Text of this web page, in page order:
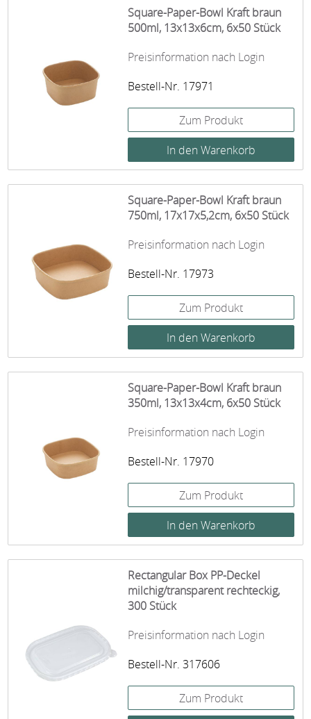
Square-Paper-Bowl Kraft braun
500ml, 13x13x6cm, 6x50 Stück
Preisinformation nach Login
Bestell-Nr. 17971
Zum Produkt
Square-Paper-Bowl Kraft braun
750ml, 17x17x5,2cm, 6x50 Stück
Preisinformation nach Login
Bestell-Nr. 17973
Zum Produkt
Square-Paper-Bowl Kraft braun
350ml, 13x13x4cm, 6x50 Stück
Preisinformation nach Login
Bestell-Nr. 17970
Zum Produkt
Rectangular Box PP-Deckel
milchig/transparent rechteckig,
300 Stück
Preisinformation nach Login
Bestell-Nr. 317606
Zum Produkt